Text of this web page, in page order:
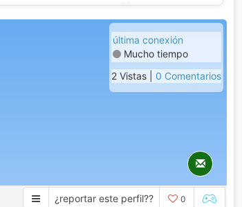
última conexión
Mucho tiempo
2 Vistas | 0 Comentarios
¿reportar este perfil?? 0